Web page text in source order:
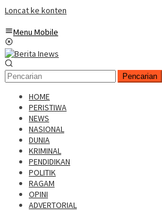
Loncat ke konten
Menu Mobile
Pencarian
HOME
PERISTIWA
NEWS
NASIONAL
DUNIA
KRIMINAL
PENDIDIKAN
POLITIK
RAGAM
OPINI
ADVERTORIAL